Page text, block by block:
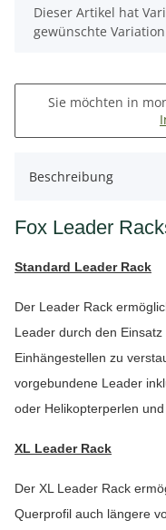
x
Dieser Artikel hat
gewünschte
Sie möchten in
Beschreibung
Fox Leader
Standard Leader Rack
Der Leader Rack
Leader durch den
Einhängestellen zu
vorgebundene Leader
oder Helikopterperlen und
XL Leader Rack
Der XL Leader Rack
Querprofil auch längere